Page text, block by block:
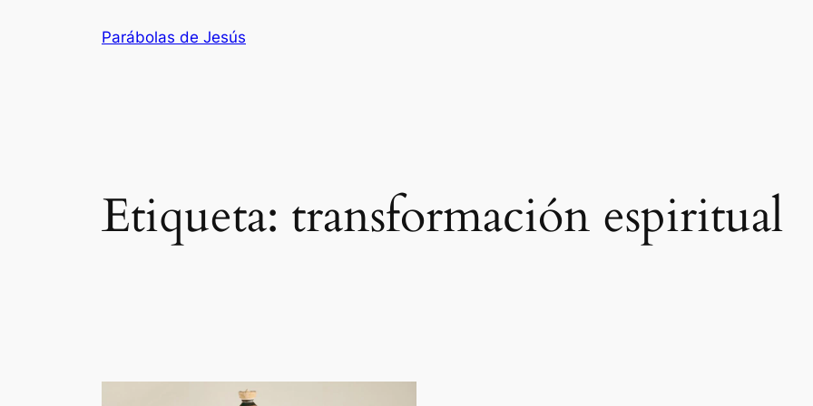
Parábolas de Jesús
Etiqueta: transformación espiritual